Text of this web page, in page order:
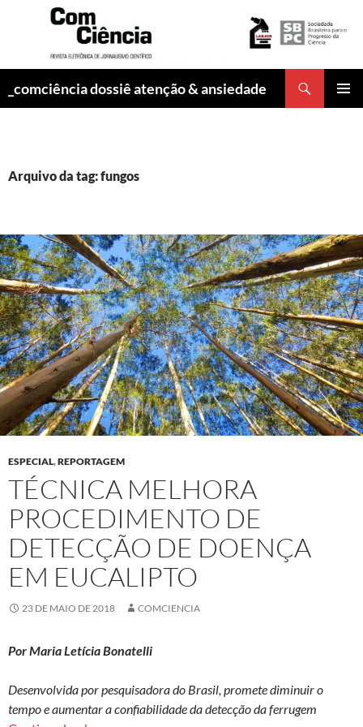
_comciência dossiê atenção & ansiedade
Arquivo da tag: fungos
ESPECIAL,REPORTAGEM
TÉCNICA MELHORA
PROCEDIMENTO DE
DETECÇÃO DE DOENÇA
EM EUCALIPTO
23 DE MAIO DE 2018 COMCIENCIA
Por Maria Letícia Bonatelli
Desenvolvida por pesquisadora do Brasil, promete diminuir o
tempo e aumentar a confiabilidade da detecção da ferrugem